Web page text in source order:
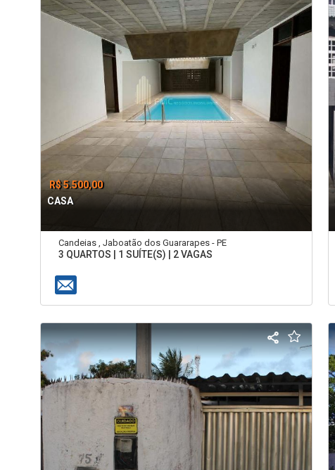
R$ 5.500,00
CASA
Candeias , Jaboatão dos Guararapes - PE
3 QUARTOS | 1 SUÍTE(S) | 2 VAGAS